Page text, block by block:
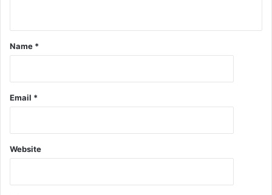
Name *
Email *
Website